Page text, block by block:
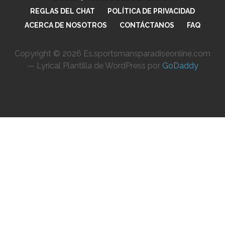
REGLAS DEL CHAT
POLÍTICA DE PRIVACIDAD
ACERCA DE NOSOTROS
CONTÁCTANOS FAQ
Copyright © 2026 Es.sportsmansparadiseonline.com
— Lyrical Plantilla de WordPress por GoDaddy